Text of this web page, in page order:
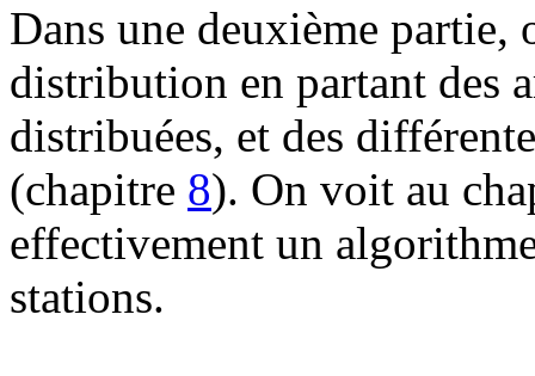
Dans une deuxième partie,
distribution en partant des
distribuées, et des
(chapitre 8). On voit au
effectivement un
stations.